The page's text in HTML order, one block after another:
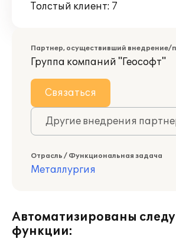
Толстый клиент: 7
Партнер, осуществивший внедрение/
Группа компаний "Геософт"
Связаться
Другие внедрения
Отрасль / Функциональная задача
Металлургия
Автоматизированы
функции: